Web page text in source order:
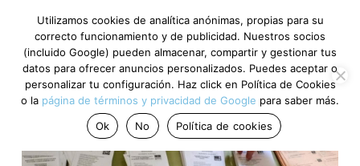
Utilizamos cookies de analítica anónimas, propias para su
correcto funcionamiento y de publicidad. Nuestros socios
(incluido Google) pueden almacenar, compartir y gestionar tus
datos para ofrecer anuncios personalizados. Puedes aceptar o
personalizar tu configuración. Haz click en Política de Cookies
o la página de términos y privacidad de Google para saber más.
Ok
No Política de cookies